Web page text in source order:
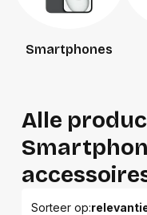
Smartphones
Alle
Sorteer op: